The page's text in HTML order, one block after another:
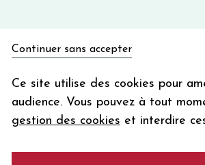
Continuer sans accepter
Ce site utilise des cookies pour
audience. Vous pouvez à tout
gestion des cookies et interdire
Nos Régions Vins du monde
Château PHELAN SEGUR
Primeurs 2024